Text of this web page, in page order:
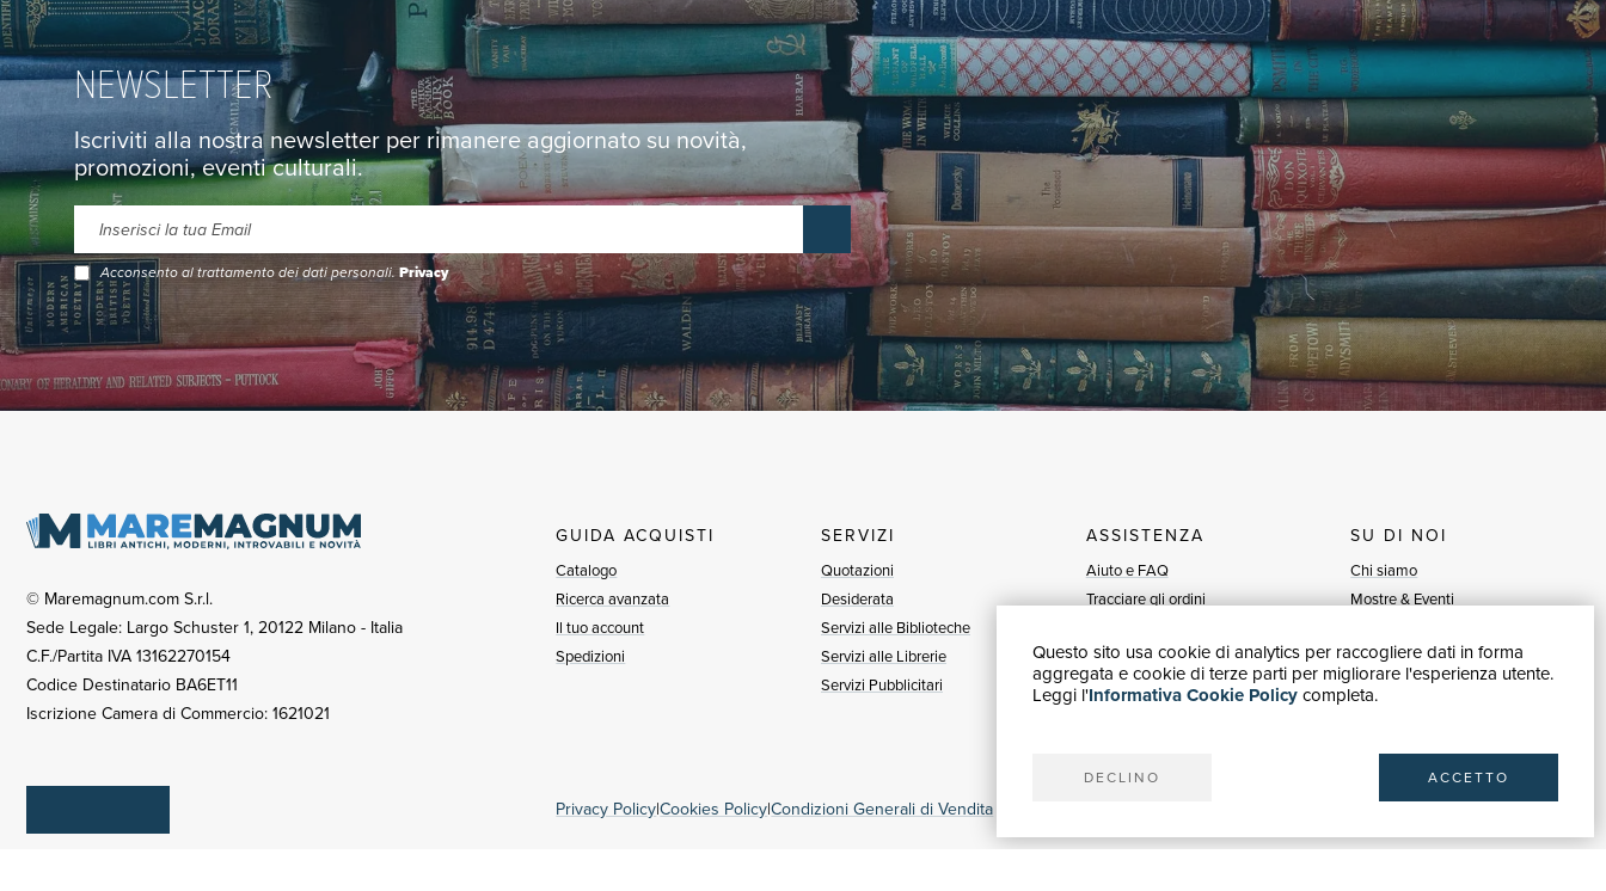
Questo sito usa cookie di analytics per raccogliere dati in forma
aggregata e cookie di terze parti per migliorare l'esperienza utente.
Leggi l'Informativa Cookie Policycompleta.
DECLINO ACCETTO
NEWSLETTER
Iscriviti alla nostra newsletter per rimanere aggiornato su novità,
promozioni, eventi culturali.
Acconsento al trattamento dei dati personali.Privacy
© Maremagnum.com S.r.l.
Sede Legale: Largo Schuster 1, 20122 Milano - Italia
C.F./Partita IVA 13162270154
Codice Destinatario BA6ET11
Iscrizione Camera di Commercio: 1621021
GUIDA ACQUISTI
Catalogo
Ricerca avanzata
Il tuo account
Spedizioni
SERVIZI
Quotazioni
Desiderata
Servizi alle Biblioteche
Servizi alle Librerie
Servizi Pubblicitari
ASSISTENZA
Aiuto e FAQ
Tracciare gli ordini
Fatturazione
Carta del Docente / 18App
SU DI NOI
Chi siamo
Mostre & Eventi
Blog
Vendi con noi
Privacy Policy|Cookies Policy|Condizioni Generali di Vendita